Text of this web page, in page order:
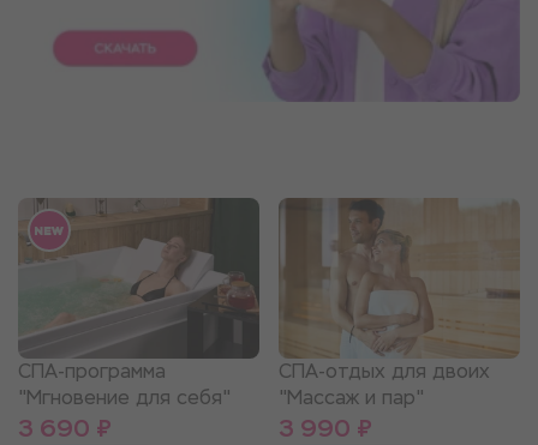
СПА-программа
"Мгновение для себя"
3 690 ₽
СПА-отдых для двоих
"Массаж и пар"
3 990 ₽